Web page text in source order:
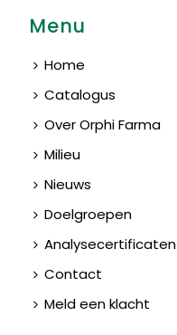
Menu
Home
Catalogus
Over Orphi Farma
Milieu
Nieuws
Doelgroepen
Analysecertificaten
Contact
Meld een klacht